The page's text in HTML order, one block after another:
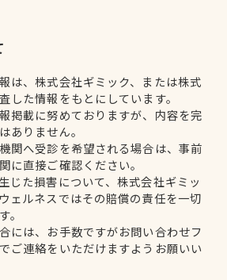
は、株式会社ギミック、または株式
した情報をもとにしています。
掲載に努めておりますが、内容を完
ありません。
関へ受診を希望される場合は、事前
に直接ご確認ください。
じた損害について、株式会社ギミッ
ェルネスではその賠償の責任を一切
。
には、お手数ですがお問い合わせフ
ご連絡をいただけますようお願いい